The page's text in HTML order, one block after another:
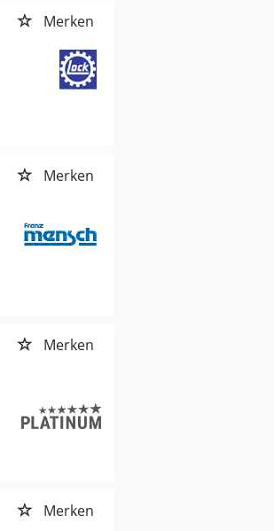
Merken
Merken
Merken
Merken